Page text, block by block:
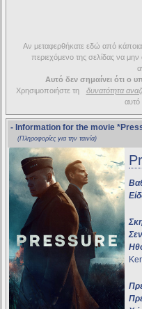
Αν μεταφερθήκατε εδώ από
περιεχόμενο της σελίδας να
Αυτό δεν σημαίνει ότι ο
Χρησιμοποιήστε τη
δυνατότητα
- Information for the movie
(Πληροφορίες για την ταινία)